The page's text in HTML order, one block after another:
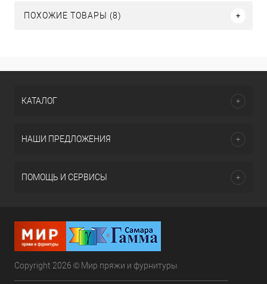
ПОХОЖИЕ ТОВАРЫ (8)
КАТАЛОГ
НАШИ ПРЕДЛОЖЕНИЯ
ПОМОЩЬ И СЕРВИСЫ
Copyright 2026 © Мир пряжи и фурнитуры